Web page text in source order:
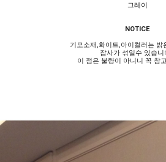
그레이
NOTICE
기모소재,화이트,아이컬러는 밝
잡사가 섞일수 있습니
이 점은 불량이 아니니 꼭 참